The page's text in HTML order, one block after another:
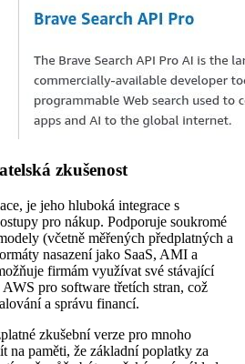
zkušenost
je jeho hluboká integrace s
pro nákup. Podporuje soukromé
(včetně měřených předplatných a
nasazení jako SaaS, AMI a
firmám využívat své stávající
pro software třetích stran, což
a správu financí.
zkušební verze pro mnoho
na paměti, že základní poplatky za